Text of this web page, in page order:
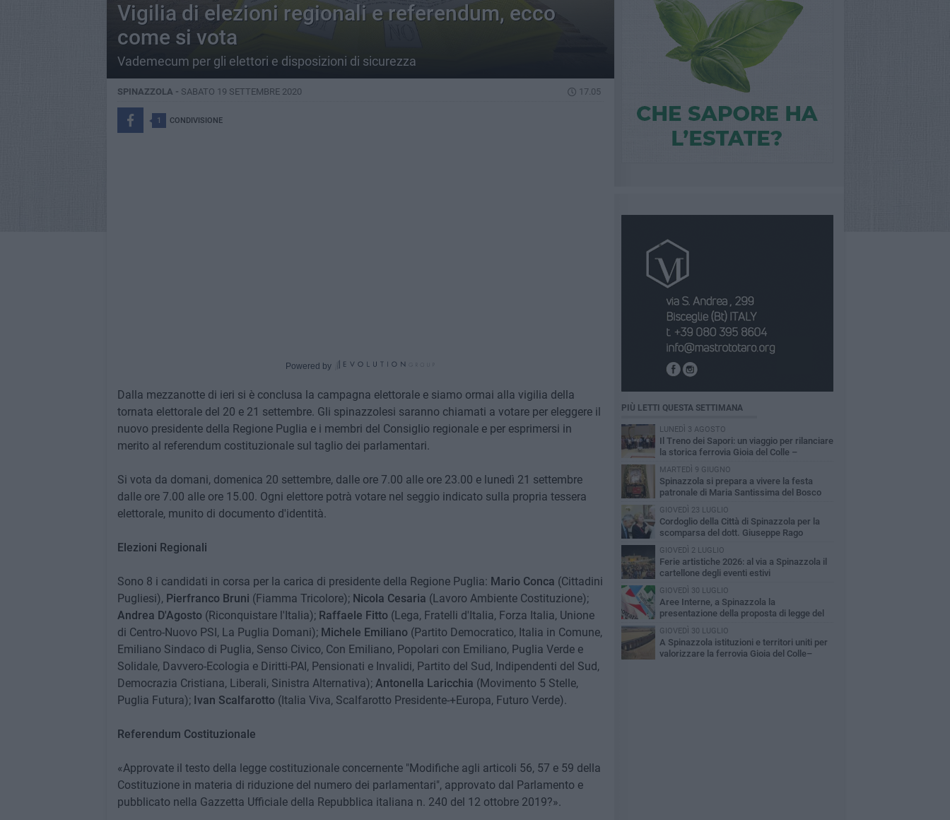
Vigilia di elezioni regionali e referendum, ecco
come si vota
Vademecum per gli elettori e disposizioni di sicurezza
SPINAZZOLA - SABATO 19 SETTEMBRE 2020 17.05
1 CONDIVISIONE
Powered by
Dalla mezzanotte di ieri si è conclusa la campagna elettorale e siamo ormai alla vigilia della
tornata elettorale del 20 e 21 settembre. Gli spinazzolesi saranno chiamati a votare per eleggere il
nuovo presidente della Regione Puglia e i membri del Consiglio regionale e per esprimersi in
merito al referendum costituzionale sul taglio dei parlamentari.
Si vota da domani, domenica 20 settembre, dalle ore 7.00 alle ore 23.00 e lunedì 21 settembre
dalle ore 7.00 alle ore 15.00. Ogni elettore potrà votare nel seggio indicato sulla propria tessera
elettorale, munito di documento d'identità.
Elezioni Regionali
Sono 8 i candidati in corsa per la carica di presidente della Regione Puglia: Mario Conca (Cittadini
Pugliesi), Pierfranco Bruni (Fiamma Tricolore); Nicola Cesaria (Lavoro Ambiente Costituzione);
Andrea D'Agosto(Riconquistare l'Italia); Raffaele Fitto(Lega, Fratelli d'Italia, Forza Italia, Unione
di Centro-Nuovo PSI, La Puglia Domani); Michele Emiliano(Partito Democratico, Italia in Comune,
Emiliano Sindaco di Puglia, Senso Civico, Con Emiliano, Popolari con Emiliano, Puglia Verde e
Solidale, Davvero-Ecologia e Diritti-PAI, Pensionati e Invalidi, Partito del Sud, Indipendenti del Sud,
Democrazia Cristiana, Liberali, Sinistra Alternativa); Antonella Laricchia (Movimento 5 Stelle,
Puglia Futura); Ivan Scalfarotto(Italia Viva, Scalfarotto Presidente-+Europa, Futuro Verde).
Referendum Costituzionale
«Approvate il testo della legge costituzionale concernente "Modifiche agli articoli 56, 57 e 59 della
Costituzione in materia di riduzione del numero dei parlamentari", approvato dal Parlamento e
pubblicato nella Gazzetta Ufficiale della Repubblica italiana n. 240 del 12 ottobre 2019?».
PIÙ LETTI QUESTA SETTIMANA
LUNEDÌ 3 AGOSTO
Il Treno dei Sapori: un viaggio per rilanciare
la storica ferrovia Gioia del Colle –
Rocchetta Sant’Antonio
MARTEDÌ 9 GIUGNO
Spinazzola si prepara a vivere la festa
patronale di Maria Santissima del Bosco
GIOVEDÌ 23 LUGLIO
Cordoglio della Città di Spinazzola per la
scomparsa del dott. Giuseppe Rago
GIOVEDÌ 2 LUGLIO
Ferie artistiche 2026: al via a Spinazzola il
cartellone degli eventi estivi
GIOVEDÌ 30 LUGLIO
Aree Interne, a Spinazzola la
presentazione della proposta di legge del
Partito Democratico
GIOVEDÌ 30 LUGLIO
A Spinazzola istituzioni e territori uniti per
valorizzare la ferrovia Gioia del Colle–